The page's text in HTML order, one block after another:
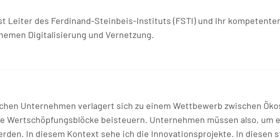
Leiter des Ferdinand-Steinbeis-Instituts (FSTI) und Ihr
Digitalisierung und Vernetzung.
Unternehmen verlagert sich zu einem Wettbewerb zwischen
Wertschöpfungsblöcke beisteuern. Unternehmen müssen also, um
In diesem Kontext sehe ich die Innovationsprojekte. In diesen